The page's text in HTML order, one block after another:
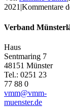
2021|Kommentare
Verband
Haus
Sentmaring 7
48151 Münster
Tel.: 0251 23
77 88 0
vmm@vmm-
muenster.de